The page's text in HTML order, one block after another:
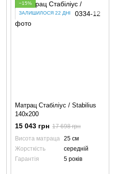
−15%
ЗАЛИШИЛОСЯ 22 ДНІ
Матрац Стабіліус / Stabilius
140x200
15 043 грн 17 698 грн
Висота матраца 25 см
Жорсткість
середній
Гарантія
5 років